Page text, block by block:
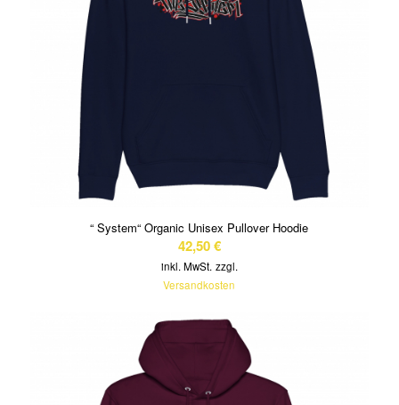
“ System“ Organic Unisex Pullover Hoodie
42,50€
inkl. MwSt. zzgl.
Versandkosten